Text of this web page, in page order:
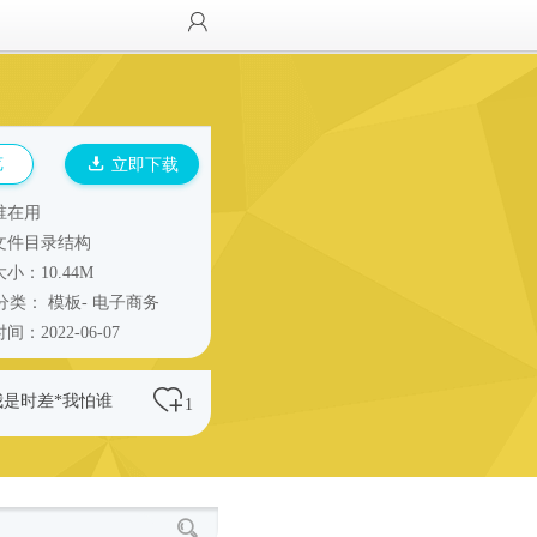
立即下载
在用
件目录结构
小：10.44M
类： 模板- 电子商务
间：2022-06-07
是时差*我怕谁 1